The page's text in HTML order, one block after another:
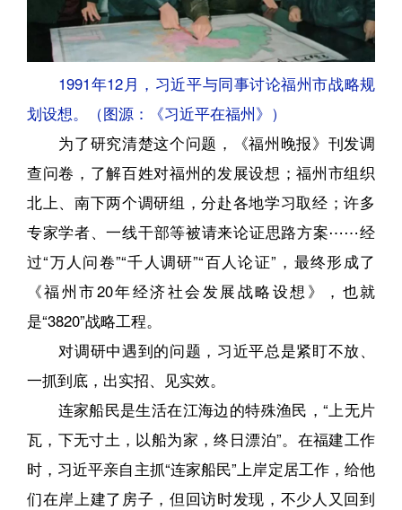
1991年12月，习近平与同事讨论福州市战略规
划设想。（图源：《习近平在福州》）
为了研究清楚这个问题，《福州晚报》刊发调
查问卷，了解百姓对福州的发展设想；福州市组织
北上、南下两个调研组，分赴各地学习取经；许多
专家学者、一线干部等被请来论证思路方案⋯⋯经
过“万人问卷”“千人调研”“百人论证”，最终形成了
《福州市20年经济社会发展战略设想》，也就
是“3820”战略工程。
对调研中遇到的问题，习近平总是紧盯不放、
一抓到底，出实招、见实效。
连家船民是生活在江海边的特殊渔民，“上无片
瓦，下无寸土，以船为家，终日漂泊”。在福建工作
时，习近平亲自主抓“连家船民”上岸定居工作，给他
们在岸上建了房子，但回访时发现，不少人又回到